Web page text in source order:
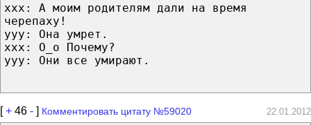
xxx: А моим родителям дали на время
черепаху!
yyy: Она умрет.
xxx: О_о Почему?
yyy: Они все умирают.
[+ 46 - ] Комментировать цитату №59020 22.01.2012